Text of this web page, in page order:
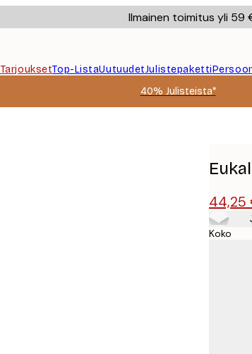
Ilmainen toimitus yli 59
TarjouksetTop-ListaUutuudetJulistepaketti
40% Julisteista*
44,25
Koko